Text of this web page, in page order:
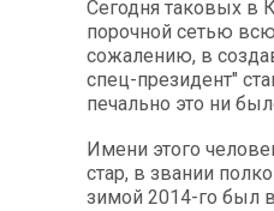
Сегодня таковых в
порочной сетью
сожалению, в
спец-президент"
печально это ни
Имени этого
стар, в звании
зимой 2014-го был в